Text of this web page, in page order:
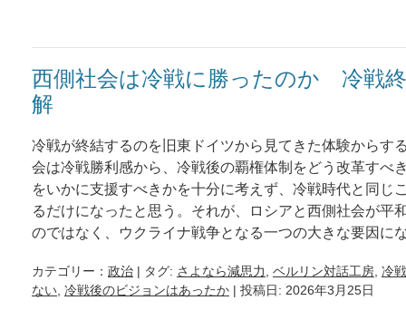
西側社会は冷戦に勝ったのか 冷戦
解
冷戦が終結するのを旧東ドイツから見てきた体験からす
会は冷戦勝利感から、冷戦後の覇権体制をどう改革すべ
をいかに支援すべきかを十分に考えず、冷戦時代と同じ
るだけになったと思う。それが、ロシアと西側社会が平
のではなく、ウクライナ戦争となる一つの大きな要因に
カテゴリー： 政治 | タグ: さよなら減思力 ベルリン対話工房 冷
ない 冷戦後のビジョンはあったか | 投稿日: 2026年3月25日